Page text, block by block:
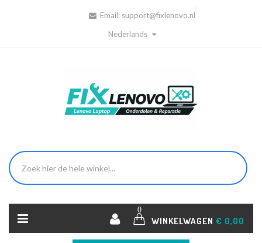
Email: support@fixlenovo.nl
Nederlands
0
WINKELWAGEN € 0,00